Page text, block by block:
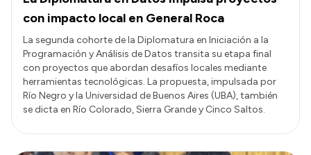
con impacto local en General Roca
La segunda cohorte de la Diplomatura en Iniciación a la
Programación y Análisis de Datos transita su etapa final
con proyectos que abordan desafíos locales mediante
herramientas tecnológicas. La propuesta, impulsada por
Río Negro y la Universidad de Buenos Aires (UBA), también
se dicta en Río Colorado, Sierra Grande y Cinco Saltos.